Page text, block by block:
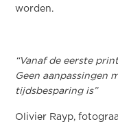
worden.
“Vanaf de eerste
Geen aanpassingen
tijdsbesparing is”
Olivier Rayp,